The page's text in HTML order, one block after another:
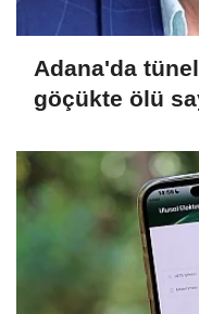
Adana'da tünel
göçükte ölü